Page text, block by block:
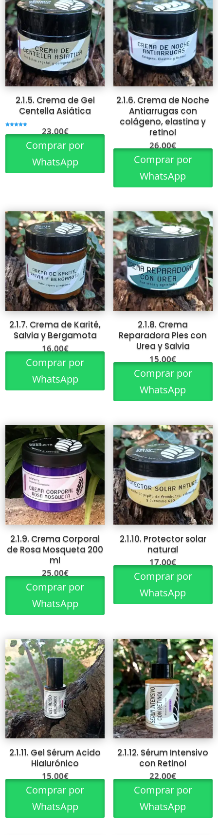
2.1.5. Crema de Gel
Centella Asiática
con
23,00€
Comprar por
WhatsApp
2.1.6. Crema de Noche
Antiarrugas con
colágeno, elastina y
retinol
26,00€
Comprar por
WhatsApp
2.1.7. Crema de Karité,
Salvia y Bergamota
16,00€
Comprar por
WhatsApp
2.1.8. Crema
Reparadora Pies con
Urea y Salvia
15,00€
Comprar por
WhatsApp
2.1.9. Crema Corporal
de Rosa Mosqueta 200
ml
25,00€
Comprar por
WhatsApp
2.1.10. Protector solar
natural
17,00€
Comprar por
WhatsApp
2.1.11. Gel Sérum Acido
Hialurónico
15,00€
Comprar por
WhatsApp
2.1.12. Sérum Intensivo
con Retinol
22,00€
Comprar por
WhatsApp